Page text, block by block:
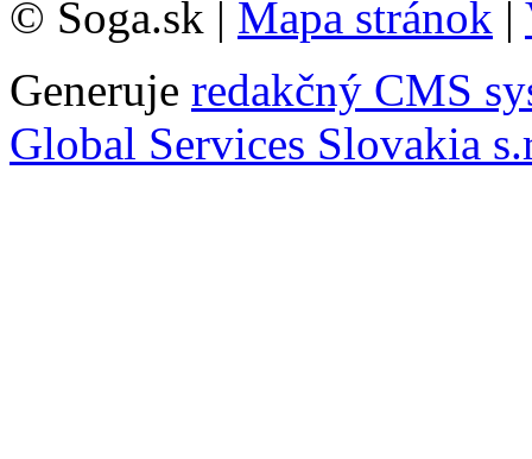
© Soga.sk | Mapa stránok |
Generuje redakčný CMS
Global Services Slovakia